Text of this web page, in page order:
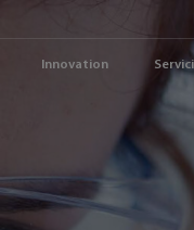
Innovation